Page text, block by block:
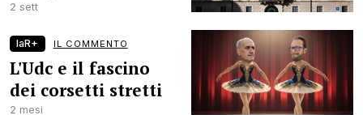
2 sett
laR+ IL COMMENTO
L'Udc e il fascino
dei corsetti stretti
2 mesi